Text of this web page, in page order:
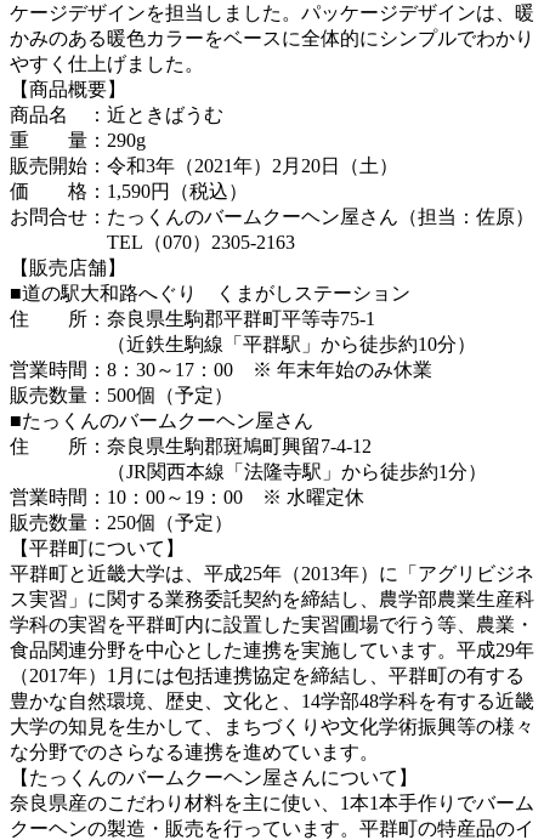
ケージデザインを担当しました。パッケージデザインは、暖
かみのある暖色カラーをベースに全体的にシンプルでわかり
やすく仕上げました。
【商品概要】
商品名 ：近ときばうむ
重 量：290g
販売開始：令和3年（2021年）2月20日（土）
価 格：1,590円（税込）
お問合せ：たっくんのバームクーヘン屋さん（担当：佐原）
TEL（070）2305-2163
【販売店舗】
■道の駅大和路へぐり くまがしステーション
住 所：奈良県生駒郡平群町平等寺75-1
（近鉄生駒線「平群駅」から徒歩約10分）
営業時間：8：30～17：00 ※ 年末年始のみ休業
販売数量：500個（予定）
■たっくんのバームクーヘン屋さん
住 所：奈良県生駒郡斑鳩町興留7-4-12
（JR関西本線「法隆寺駅」から徒歩約1分）
営業時間：10：00～19：00 ※ 水曜定休
販売数量：250個（予定）
【平群町について】
平群町と近畿大学は、平成25年（2013年）に「アグリビジネ
ス実習」に関する業務委託契約を締結し、農学部農業生産科
学科の実習を平群町内に設置した実習圃場で行う等、農業・
食品関連分野を中心とした連携を実施しています。平成29年
（2017年）1月には包括連携協定を締結し、平群町の有する
豊かな自然環境、歴史、文化と、14学部48学科を有する近畿
大学の知見を生かして、まちづくりや文化学術振興等の様々
な分野でのさらなる連携を進めています。
【たっくんのバームクーヘン屋さんについて】
奈良県産のこだわり材料を主に使い、1本1本手作りでバーム
クーヘンの製造・販売を行っています。平群町の特産品のイ